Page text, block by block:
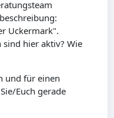
Uckermark".
sind hier aktiv? Wie
und für einen
Euch gerade